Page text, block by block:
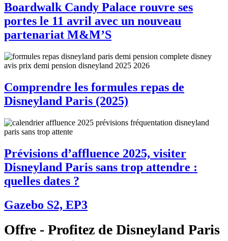
Boardwalk Candy Palace rouvre ses
portes le 11 avril avec un nouveau
partenariat M&M’S
Comprendre les formules repas de
Disneyland Paris (2025)
Prévisions d’affluence 2025, visiter
Disneyland Paris sans trop attendre :
quelles dates ?
Gazebo S2, EP3
Offre - Profitez de Disneyland Paris